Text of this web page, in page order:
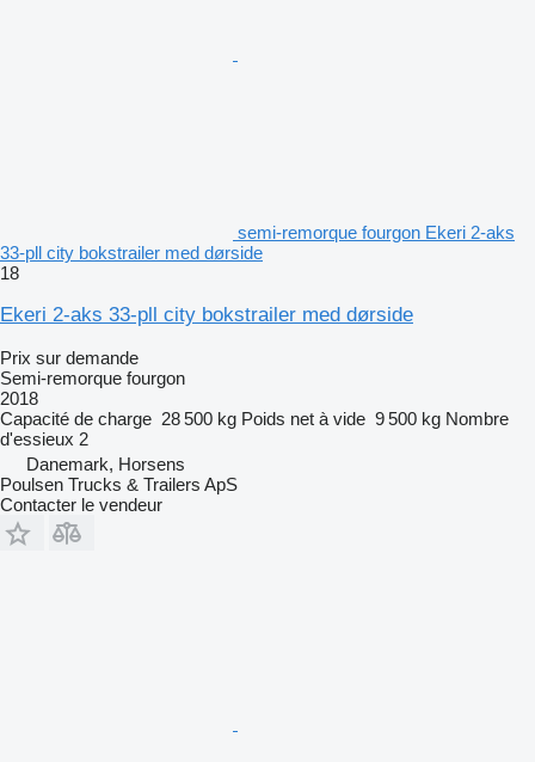
semi-remorque fourgon Ekeri 2-aks
33-pll city bokstrailer med dørside
18
Ekeri 2-aks 33-pll city bokstrailer med dørside
Prix sur demande
Semi-remorque fourgon
2018
Capacité de charge 28 500 kg Poids net à vide 9 500 kg Nombre
d'essieux 2
Danemark, Horsens
Poulsen Trucks & Trailers ApS
Contacter le vendeur